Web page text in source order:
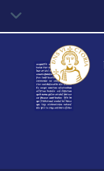
contenuto